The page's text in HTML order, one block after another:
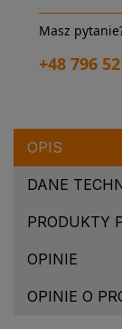
Masz
+48 796
OPIS
DANE
PRODUKTY
OPINIE
OPINIE O